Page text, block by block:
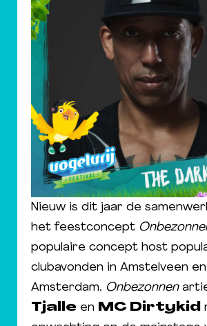
Nieuw is dit jaar de
het feestconcept
populaire concept host
clubavonden in Amstelveen en
Amsterdam. Onbezonnen
Tjalle en MC Dirtykid